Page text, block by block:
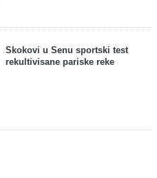
Skokovi u Senu sportski test
rekultivisane pariske reke